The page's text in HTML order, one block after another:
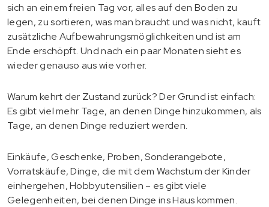
sich an einem freien Tag vor, alles auf den Boden zu
legen, zu sortieren, was man braucht und was nicht, kauft
zusätzliche Aufbewahrungsmöglichkeiten und ist am
Ende erschöpft. Und nach ein paar Monaten sieht es
wieder genauso aus wie vorher.
Warum kehrt der Zustand zurück? Der Grund ist einfach:
Es gibt viel mehr Tage, an denen Dinge hinzukommen, als
Tage, an denen Dinge reduziert werden.
Einkäufe, Geschenke, Proben, Sonderangebote,
Vorratskäufe, Dinge, die mit dem Wachstum der Kinder
einhergehen, Hobbyutensilien – es gibt viele
Gelegenheiten, bei denen Dinge ins Haus kommen.